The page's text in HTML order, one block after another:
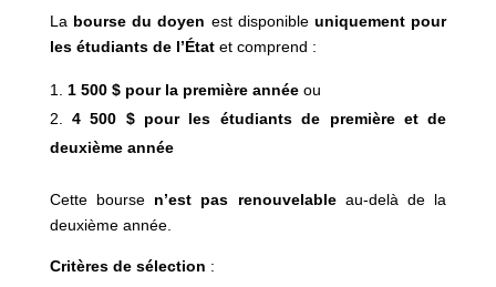
La bourse du doyen est disponibleuniquement pour
les étudiants de l’Étatet comprend :
1 500 $ pour la première annéeou
4 500 $ pour les étudiants de première et de
deuxième année
Cette bourse n’est pas renouvelableau-delà de la
deuxième année.
Critères de sélection :